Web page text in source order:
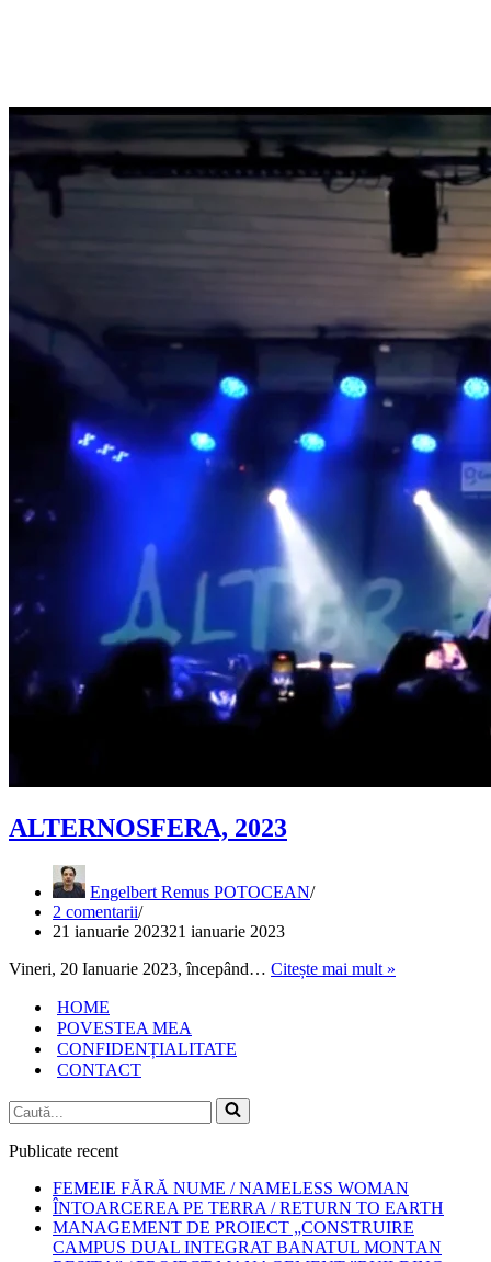
ALTERNOSFERA, 2023
Engelbert Remus POTOCEAN
2 comentarii
21 ianuarie 202321 ianuarie 2023
Vineri, 20 Ianuarie 2023, începând… Citește mai mult »
HOME
POVESTEA MEA
CONFIDENȚIALITATE
CONTACT
Caută...
Publicate recent
FEMEIE FĂRĂ NUME / NAMELESS WOMAN
ÎNTOARCEREA PE TERRA / RETURN TO EARTH
MANAGEMENT DE PROIECT „CONSTRUIRE
CAMPUS DUAL INTEGRAT BANATUL MONTAN